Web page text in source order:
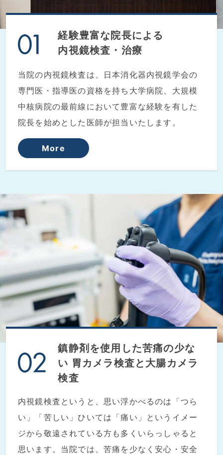
経験豊富な院長による
内視鏡検査・治療
当院の内視鏡検査は、日本消化器内視鏡学会の
専門医・指導医の資格を持ち大学病院、大規模
中核病院の最前線において豊富な経験を有した
院長を始めとした医師が担当いたします。
More
鎮静剤を使用した苦痛の少な
い 胃カメラ検査と大腸カメラ
検査
内視鏡検査というと、思い浮かべるのは「つら
い」「苦しい」ひいては「痛い」というイメー
ジから敬遠されている方も多くいらっしゃると
思います。当院では、苦痛を少なく安心・安全